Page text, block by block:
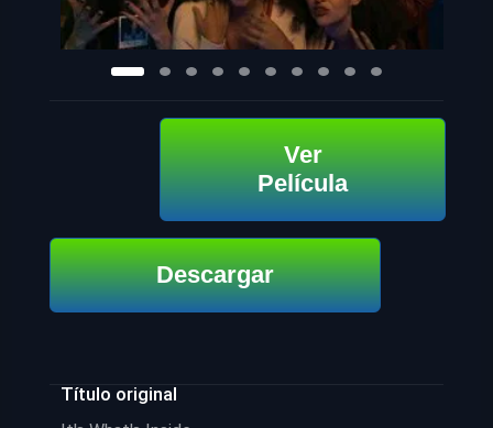
Ver
Película
Descargar
Título original